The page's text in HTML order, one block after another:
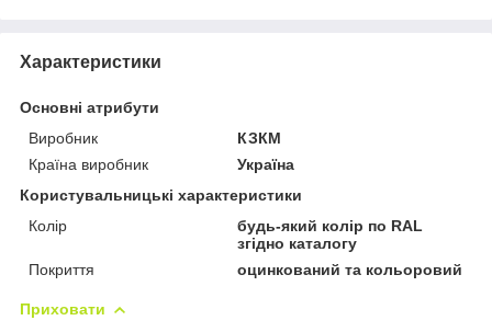
Характеристики
Основні атрибути
Виробник
КЗКМ
Країна виробник
Україна
Користувальницькі характеристики
Колір
будь-який колір по RAL
згідно каталогу
Покриття
оцинкований та кольоровий
Приховати